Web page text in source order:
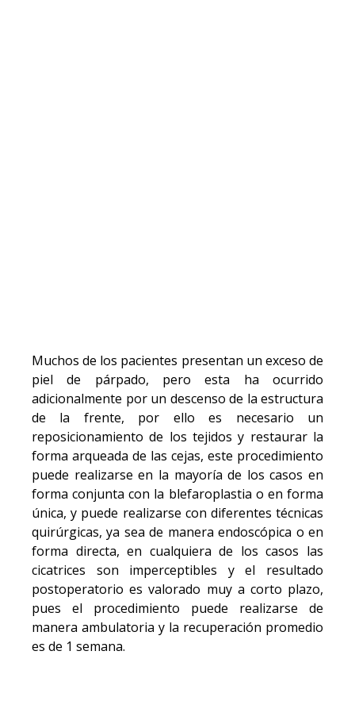
Muchos de los pacientes presentan un exceso de
piel de párpado, pero esta ha ocurrido
adicionalmente por un descenso de la estructura
de la frente, por ello es necesario un
reposicionamiento de los tejidos y restaurar la
forma arqueada de las cejas, este procedimiento
puede realizarse en la mayoría de los casos en
forma conjunta con la blefaroplastia o en forma
única, y puede realizarse con diferentes técnicas
quirúrgicas, ya sea de manera endoscópica o en
forma directa, en cualquiera de los casos las
cicatrices son imperceptibles y el resultado
postoperatorio es valorado muy a corto plazo,
pues el procedimiento puede realizarse de
manera ambulatoria y la recuperación promedio
es de 1 semana.